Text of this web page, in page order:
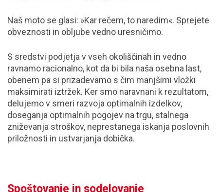
Naš moto se glasi: »Kar rečem, to naredim«. Sprejete
obveznosti in obljube vedno uresničimo.
S sredstvi podjetja v vseh okoliščinah in vedno
ravnamo racionalno, kot da bi bila naša osebna last,
obenem pa si prizadevamo s čim manjšimi vložki
maksimirati iztržek. Ker smo naravnani k rezultatom,
delujemo v smeri razvoja optimalnih izdelkov,
doseganja optimalnih pogojev na trgu, stalnega
zniževanja stroškov, neprestanega iskanja poslovnih
priložnosti in ustvarjanja dobička.
Spoštovanje in sodelovanje